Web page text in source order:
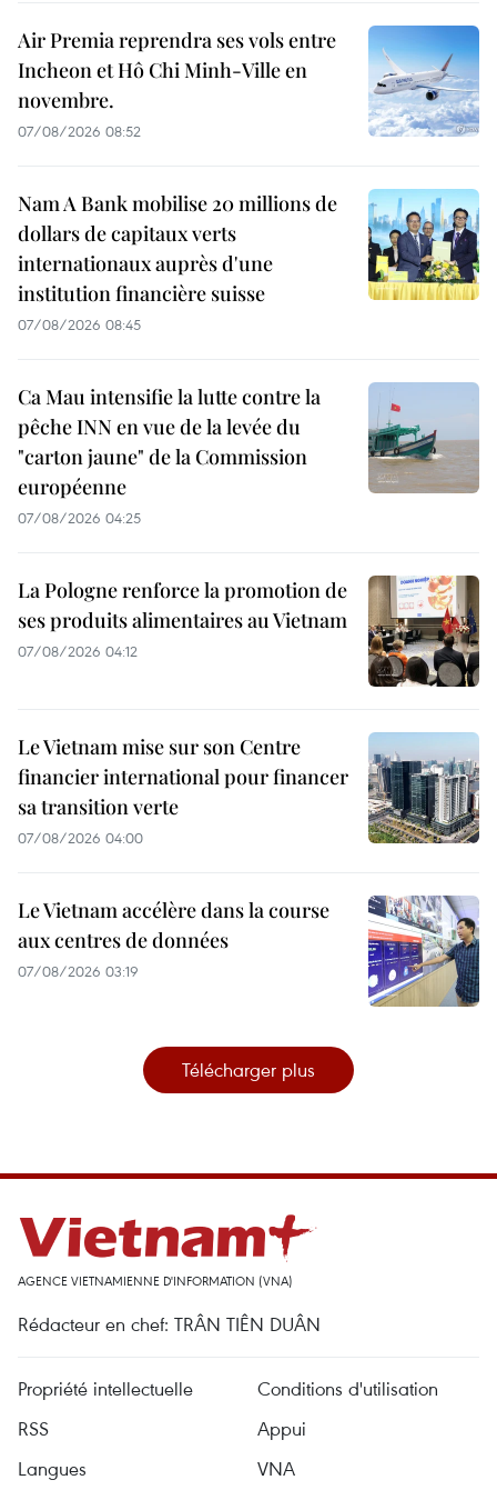
Air Premia reprendra ses vols entre
Incheon et Hô Chi Minh-Ville en
novembre.
07/08/2026 08:52
Nam A Bank mobilise 20 millions de
dollars de capitaux verts
internationaux auprès d'une
institution financière suisse
07/08/2026 08:45
Ca Mau intensifie la lutte contre la
pêche INN en vue de la levée du
"carton jaune" de la Commission
européenne
07/08/2026 04:25
La Pologne renforce la promotion de
ses produits alimentaires au Vietnam
07/08/2026 04:12
Le Vietnam mise sur son Centre
financier international pour financer
sa transition verte
07/08/2026 04:00
Le Vietnam accélère dans la course
aux centres de données
07/08/2026 03:19
Télécharger plus
AGENCE VIETNAMIENNE D'INFORMATION (VNA)
Rédacteur en chef: TRÂN TIÊN DUÂN
Propriété intellectuelle
Conditions d'utilisation
RSS
Appui
Langues
VNA